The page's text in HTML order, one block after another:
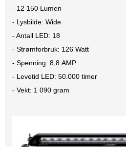
- 12 150 Lumen
- Lysbilde: Wide
- Antall LED: 18
- Strømforbruk: 126 Watt
- Spenning: 8,8 AMP
- Levetid LED: 50.000 timer
- Vekt: 1 090 gram